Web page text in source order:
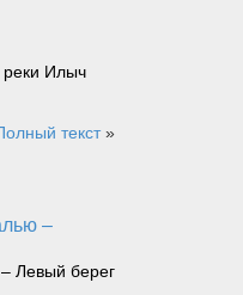
Илыч
текст»
Левый берег